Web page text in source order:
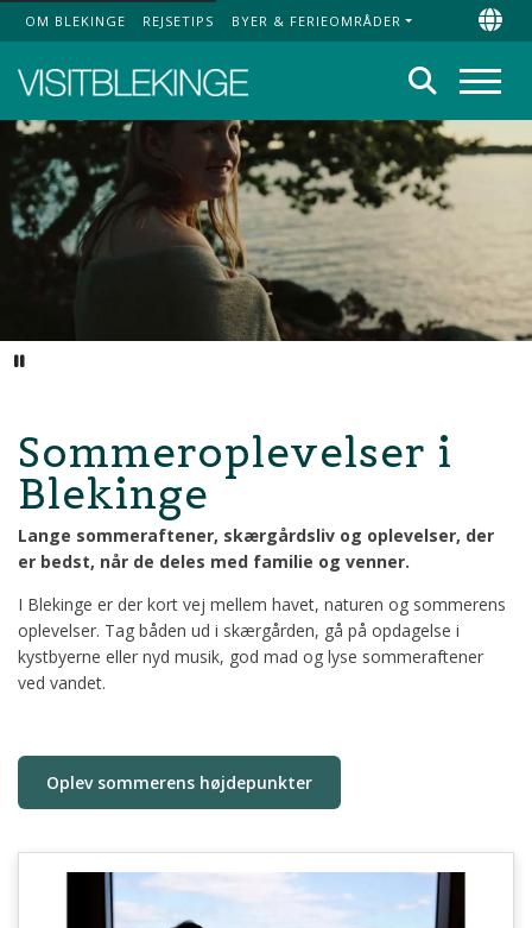
Top Menu
OM BLEKINGE REJSETIPS BYER & FERIEOMRÅDER
Søg
Sommeroplevelser i
Blekinge
Lange sommeraftener, skærgårdsliv og oplevelser, der
er bedst, når de deles med familie og venner.
I Blekinge er der kort vej mellem havet, naturen og sommerens
oplevelser. Tag båden ud i skærgården, gå på opdagelse i
kystbyerne eller nyd musik, god mad og lyse sommeraftener
ved vandet.
Oplev sommerens højdepunkter